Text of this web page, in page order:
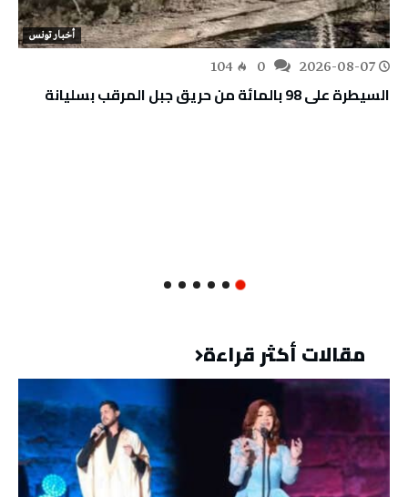
أخبار تونس
2026-08-07
104
السيطرة على 98 بالمائة من حريق جبل المرقب بسليانة
مقالات أكثر قراءة